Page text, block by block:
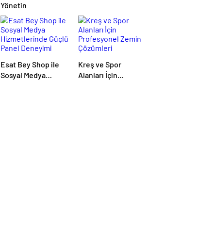
Yönetin
Esat Bey Shop ile
Sosyal Medya
Kreş ve Spor
Alanları İçin